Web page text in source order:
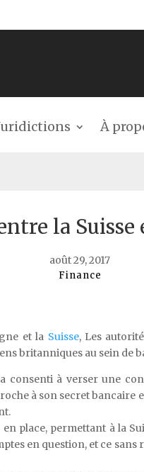
À
la
août 29, 2017
Finance
et la Suisse, Les
britanniques au sein de
consenti à verser une
à son secret
place, permettant à la
en question, et ce